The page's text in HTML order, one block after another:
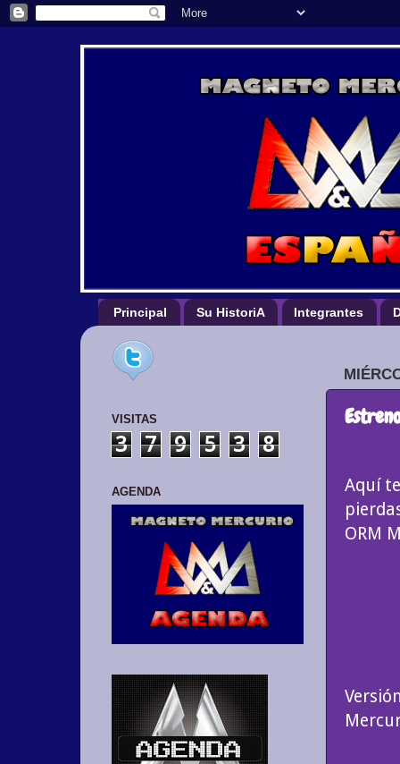
Principal Su HistoriA Integrantes
Aquí
ORM
VISITAS
3 7 9 5 3 8
AGENDA